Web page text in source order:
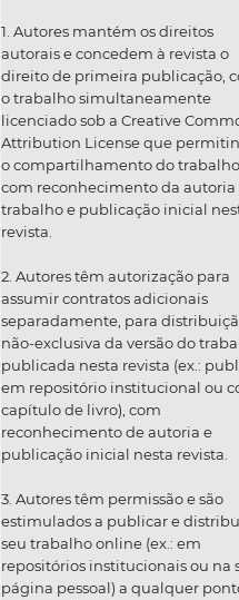
1. Autores mantém os direitos
autorais e concedem à revista o
direito de primeira publicação,
o trabalho simultaneamente
licenciado sob a Creative
Attribution License que
o compartilhamento do trabalho
com reconhecimento da autoria
trabalho e publicação inicial
revista.
2. Autores têm autorização para
assumir contratos adicionais
separadamente, para
não-exclusiva da versão do
publicada nesta revista (ex.:
em repositório institucional ou
capítulo de livro), com
reconhecimento de autoria e
publicação inicial nesta revista.
3. Autores têm permissão e são
estimulados a publicar e
seu trabalho online (ex.: em
repositórios institucionais ou na
página pessoal) a qualquer